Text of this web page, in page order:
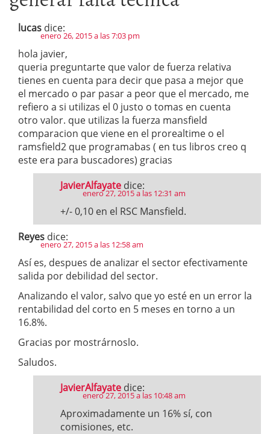
lucas dice:
enero 26, 2015 a las 7:03 pm
hola javier,
queria preguntarte que valor de fuerza relativa
tienes en cuenta para decir que pasa a mejor que
el mercado o par pasar a peor que el mercado, me
refiero a si utilizas el 0 justo o tomas en cuenta
otro valor. que utilizas la fuerza mansfield
comparacion que viene en el prorealtime o el
ramsfield2 que programabas ( en tus libros creo q
este era para buscadores) gracias
JavierAlfayate dice:
enero 27, 2015 a las 12:31 am
+/- 0,10 en el RSC Mansfield.
Reyes dice:
enero 27, 2015 a las 12:58 am
Así es, despues de analizar el sector efectivamente
salida por debilidad del sector.
Analizando el valor, salvo que yo esté en un error la
rentabilidad del corto en 5 meses en torno a un
16.8%.
Gracias por mostrárnoslo.
Saludos.
JavierAlfayate dice:
enero 27, 2015 a las 10:48 am
Aproximadamente un 16% sí, con
comisiones, etc.